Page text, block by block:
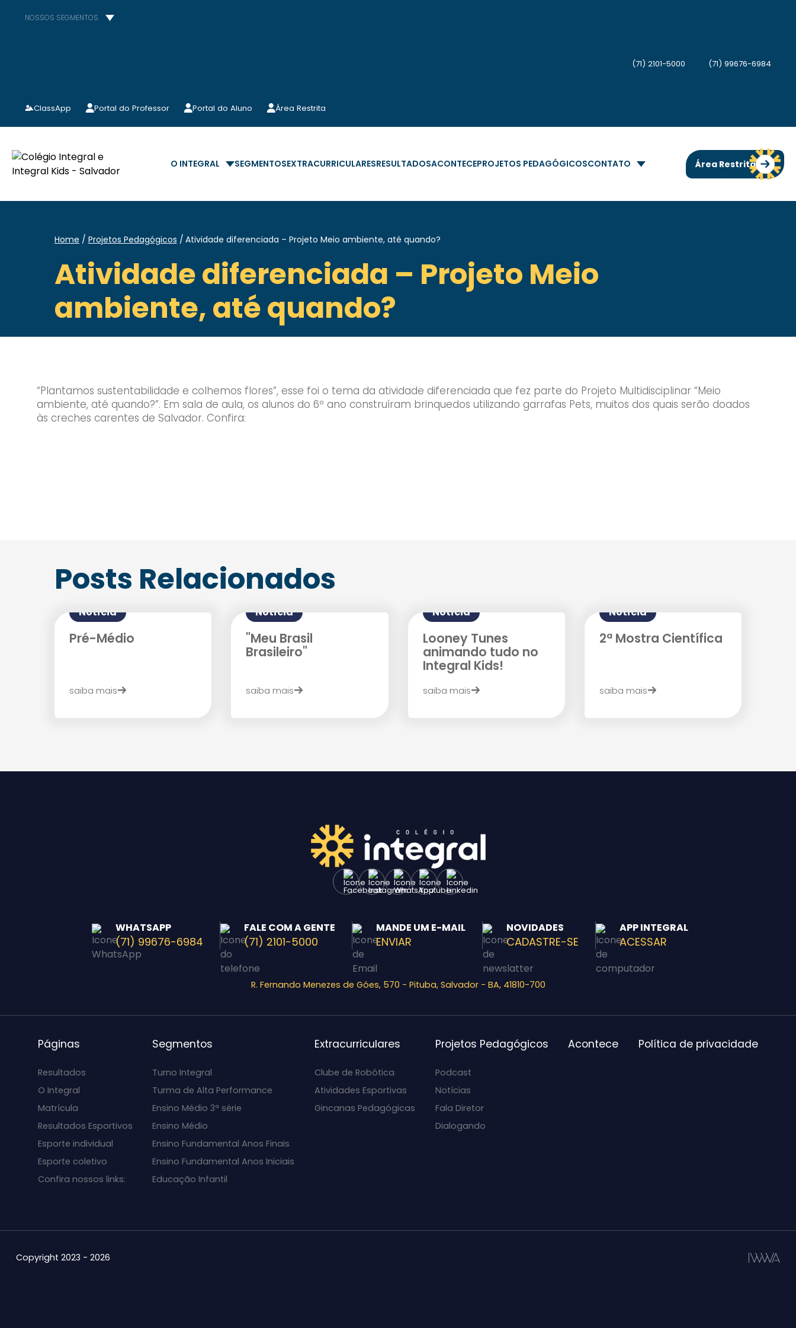
NOSSOS SEGMENTOS
ClassApp Portal do Professor Portal do Aluno Área Restrita
(71) 2101-5000 (71) 99676-6984
O INTEGRAL SEGMENTOSEXTRACURRICULARESRESULTADOSACONTECEPROJETOS PEDAGÓGICOSCONTATO Área Restrita
Home Projetos Pedagógicos Atividade diferenciada – Projeto Meio ambiente, até quando?
Atividade diferenciada – Projeto Meio
ambiente, até quando?
“Plantamos sustentabilidade e colhemos flores”, esse foi o tema da atividade diferenciada que fez parte do Projeto Multidisciplinar “Meio
ambiente, até quando?”. Em sala de aula, os alunos do 6º ano construíram brinquedos utilizando garrafas Pets, muitos dos quais serão doados
às creches carentes de Salvador. Confira:
Posts Relacionados
Notícia
Pré-Médio
saiba mais
Notícia
"Meu Brasil
Brasileiro"
saiba mais
Notícia
Looney Tunes
animando tudo no
Integral Kids!
saiba mais
Notícia
2ª Mostra Científica
saiba mais
WHATSAPP
(71) 99676-6984
FALE COM A GENTE
(71) 2101-5000
MANDE UM E-MAIL
ENVIAR
NOVIDADES
CADASTRE-SE
APP INTEGRAL
ACESSAR
R. Fernando Menezes de Góes, 570 - Pituba, Salvador - BA, 41810-700
Páginas
Resultados
O Integral
Matrícula
Resultados Esportivos
Esporte individual
Esporte coletivo
Confira nossos links:
Segmentos
Turno Integral
Turma de Alta Performance
Ensino Médio 3ª série
Ensino Médio
Ensino Fundamental Anos Finais
Ensino Fundamental Anos Iniciais
Educação Infantil
Extracurriculares
Clube de Robótica
Atividades Esportivas
Gincanas Pedagógicas
Projetos Pedagógicos
Podcast
Notícias
Fala Diretor
Dialogando
Acontece Política de privacidade
Copyright 2023 - 2026
Agende uma visita